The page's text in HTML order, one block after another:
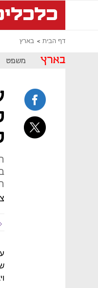
דף הבית בארץ
בארץ משפט